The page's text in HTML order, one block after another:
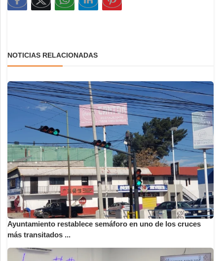
NOTICIAS RELACIONADAS
Ayuntamiento restablece semáforo en uno de los cruces
más transitados ...